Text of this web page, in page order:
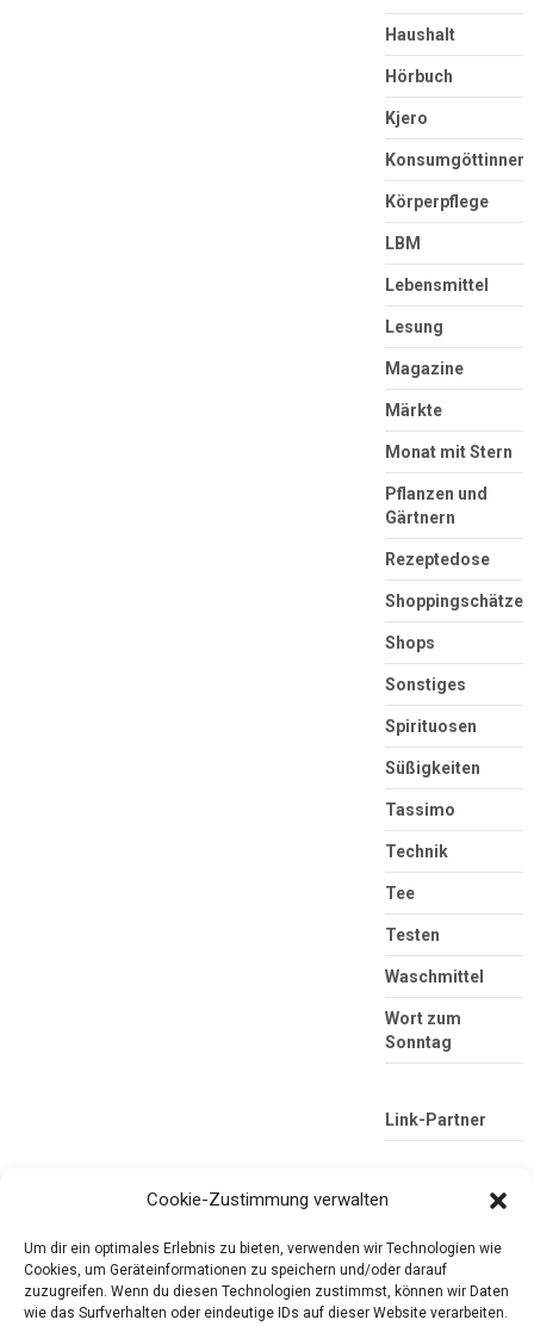
Haushalt
Hörbuch
Kjero
Konsumgöttinnen
Körperpflege
LBM
Lebensmittel
Lesung
Magazine
Märkte
Monat mit Stern
Pflanzen und
Gärtnern
Rezeptedose
Shoppingschätze
Shops
Sonstiges
Spirituosen
Süßigkeiten
Tassimo
Technik
Tee
Testen
Waschmittel
Wort zum
Sonntag
Link-Partner
Cookie-Zustimmung verwalten
Um dir ein optimales Erlebnis zu bieten, verwenden wir Technologien wie
Cookies, um Geräteinformationen zu speichern und/oder darauf
zuzugreifen. Wenn du diesen Technologien zustimmst, können wir Daten
wie das Surfverhalten oder eindeutige IDs auf dieser Website verarbeiten.